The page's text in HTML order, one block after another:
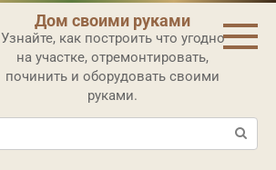
Дом своими руками
Узнайте, как построить что угодно
на участке, отремонтировать,
починить и оборудовать своими
руками.